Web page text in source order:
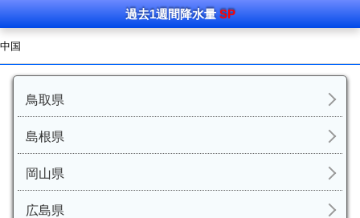
過去1週間 降水量 SP
中国
鳥取県
島根県
岡山県
広島県